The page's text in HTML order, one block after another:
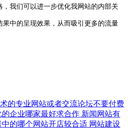
我们可以进一步优化我网站的内部关
中的呈现效果，从而吸引更多的流量
的专业网站或者交流论坛不要付费
企业哪家最好求合作 新闻网站有
的哪个网站开店较合适 网站建设